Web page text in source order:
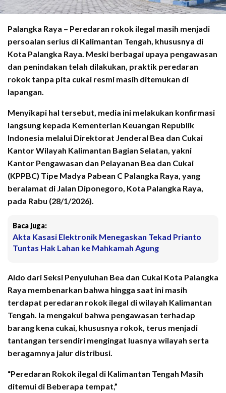
Palangka Raya – Peredaran rokok ilegal masih menjadi
persoalan serius di Kalimantan Tengah, khususnya di
Kota Palangka Raya. Meski berbagai upaya pengawasan
dan penindakan telah dilakukan, praktik peredaran
rokok tanpa pita cukai resmi masih ditemukan di
lapangan.
Menyikapi hal tersebut, media ini melakukan konfirmasi
langsung kepada Kementerian Keuangan Republik
Indonesia melalui Direktorat Jenderal Bea dan Cukai
Kantor Wilayah Kalimantan Bagian Selatan, yakni
Kantor Pengawasan dan Pelayanan Bea dan Cukai
(KPPBC) Tipe Madya Pabean C Palangka Raya, yang
beralamat di Jalan Diponegoro, Kota Palangka Raya,
pada Rabu (28/1/2026).
Baca juga:
Akta Kasasi Elektronik Menegaskan Tekad Prianto
Tuntas Hak Lahan ke Mahkamah Agung
Aldo dari Seksi Penyuluhan Bea dan Cukai Kota Palangka
Raya membenarkan bahwa hingga saat ini masih
terdapat peredaran rokok ilegal di wilayah Kalimantan
Tengah. Ia mengakui bahwa pengawasan terhadap
barang kena cukai, khususnya rokok, terus menjadi
tantangan tersendiri mengingat luasnya wilayah serta
beragamnya jalur distribusi.
“Peredaran Rokok ilegal di Kalimantan Tengah Masih
ditemui di Beberapa tempat,”